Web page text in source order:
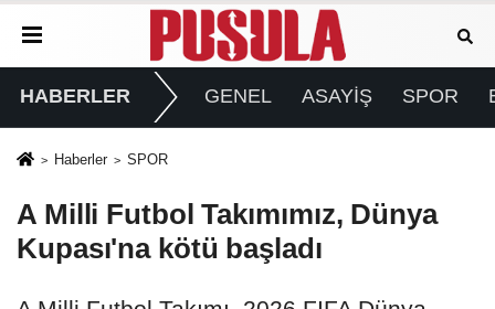
HABERLER GENEL ASAYİŞ SPOR
Haberler SPOR
A Milli Futbol Takımımız, Dünya
Kupası'na kötü başladı